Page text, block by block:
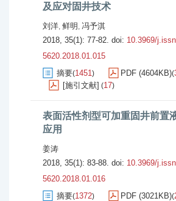
及应对固井技术
刘洋, 鲜明 , 冯予淇
2018, 35(1): 77-82. doi: 10.3969/
5620.2018.01.015
摘要(1451) PDF (4604KB)(
[施引文献] (17)
表面活性剂型可加重固井前置
应用
姜涛
2018, 35(1): 83-88. doi: 10.3969/
5620.2018.01.016
摘要(1372) PDF (3021KB)(